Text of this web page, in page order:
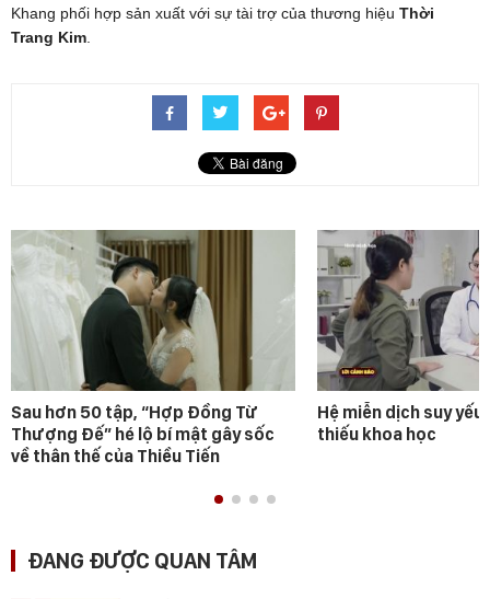
Khang phối hợp sản xuất với sự tài trợ của thương hiệu Thời
Trang Kim.
Sau hơn 50 tập, “Hợp Đồng Từ
Thượng Đế” hé lộ bí mật gây sốc
về thân thế của Thiều Tiến
Hệ miễn dịch suy
thiếu khoa học
ĐANG ĐƯỢC QUAN TÂM